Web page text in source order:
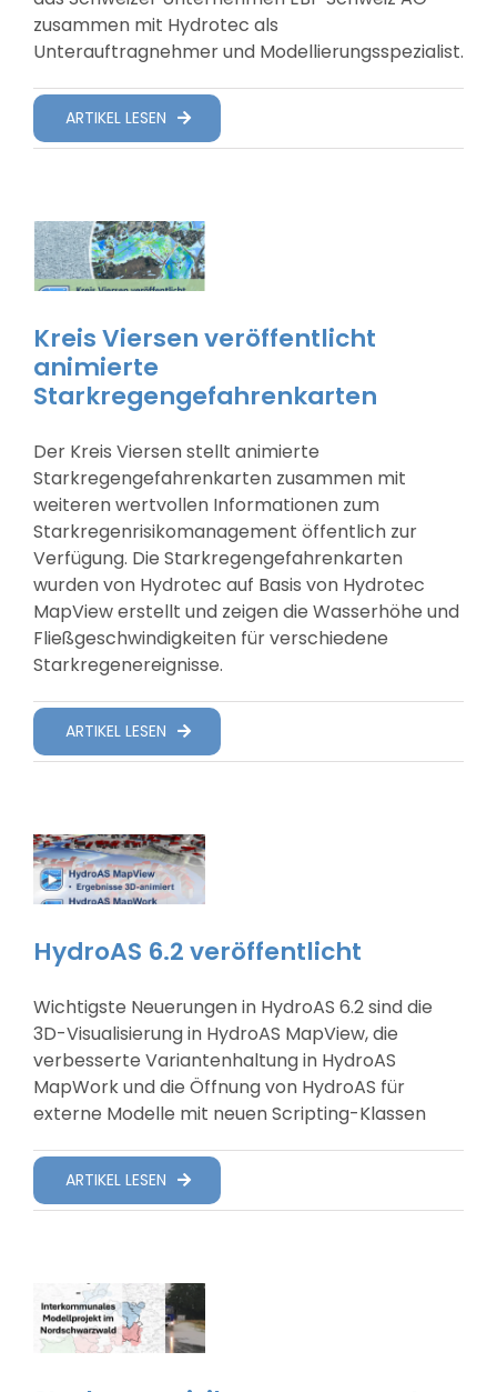
zusammen mit Hydrotec als
Unterauftragnehmer und Modellierungsspezialist.
ARTIKEL LESEN
Kreis Viersen veröffentlicht
animierte
Starkregengefahrenkarten
Der Kreis Viersen stellt animierte
Starkregengefahrenkarten zusammen mit
weiteren wertvollen Informationen zum
Starkregenrisikomanagement öffentlich zur
Verfügung. Die Starkregengefahrenkarten
wurden von Hydrotec auf Basis von Hydrotec
MapView erstellt und zeigen die Wasserhöhe und
Fließgeschwindigkeiten für verschiedene
Starkregenereignisse.
ARTIKEL LESEN
HydroAS 6.2 veröffentlicht
Wichtigste Neuerungen in HydroAS 6.2 sind die
3D-Visualisierung in HydroAS MapView, die
verbesserte Variantenhaltung in HydroAS
MapWork und die Öffnung von HydroAS für
externe Modelle mit neuen Scripting-Klassen
ARTIKEL LESEN